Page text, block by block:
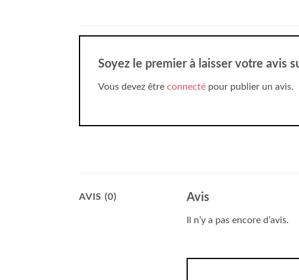
Soyez le premier à laisser votre avis
Vous devez être connecté pour publier un avis.
AVIS (0) Avis
Il n’y a pas encore d’avis.